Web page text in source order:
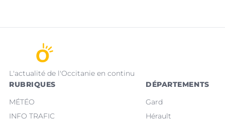
L'actualité de l'Occitanie en continu
RUBRIQUES
MÉTÉO
INFO TRAFIC
DÉPARTEMENTS
Gard
Hérault